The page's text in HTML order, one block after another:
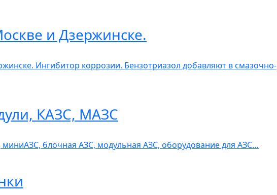
и Дзержинске.
Ингибитор коррозии. Бензотриазол добавляют в смазочно-
КАЗС, МАЗС
блочная АЗС, модульная АЗС, оборудование для АЗС…